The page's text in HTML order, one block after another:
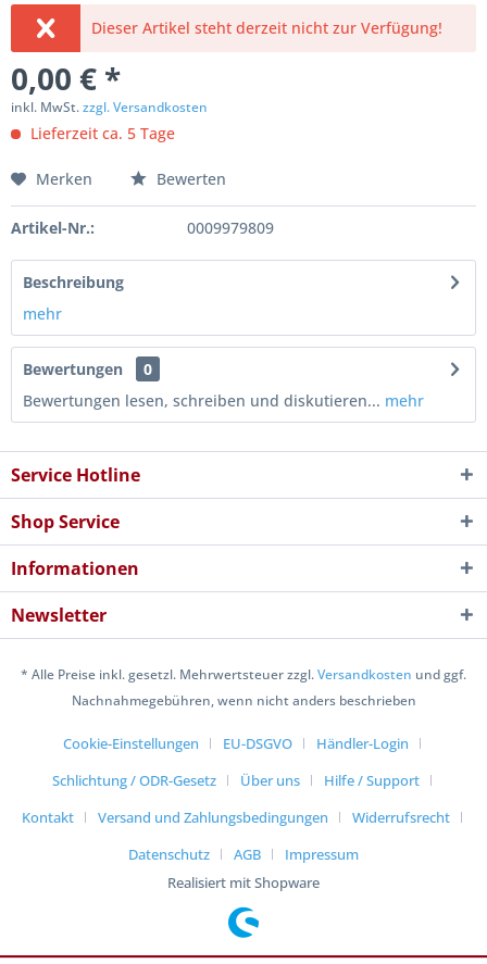
Dieser Artikel steht derzeit nicht zur Verfügung!
0,00 € *
inkl. MwSt.zzgl. Versandkosten
Lieferzeit ca. 5 Tage
Merken Bewerten
Artikel-Nr.: 0009979809
Beschreibung
mehr
Bewertungen
0
Bewertungen lesen, schreiben und diskutieren... mehr
Service Hotline
Shop Service
Informationen
Newsletter
* Alle Preise inkl. gesetzl. Mehrwertsteuer zzgl.Versandkosten und ggf.
Nachnahmegebühren, wenn nicht anders beschrieben
Cookie-Einstellungen EU-DSGVO
Händler-Login
Schlichtung / ODR-Gesetz
Über uns
Hilfe / Support
Kontakt
Versand und Zahlungsbedingungen
Widerrufsrecht
Datenschutz
AGB
Impressum
Realisiert mit Shopware